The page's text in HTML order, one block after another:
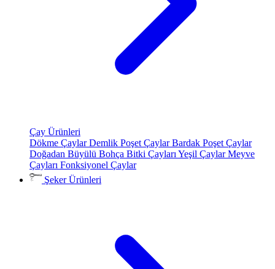
Çay Ürünleri
Dökme ÇaylarDemlik Poşet ÇaylarBardak Poşet Çaylar
Doğadan Büyülü Bohça Bitki Çayları Yeşil ÇaylarMeyve
Çayları Fonksiyonel Çaylar
Şeker Ürünleri